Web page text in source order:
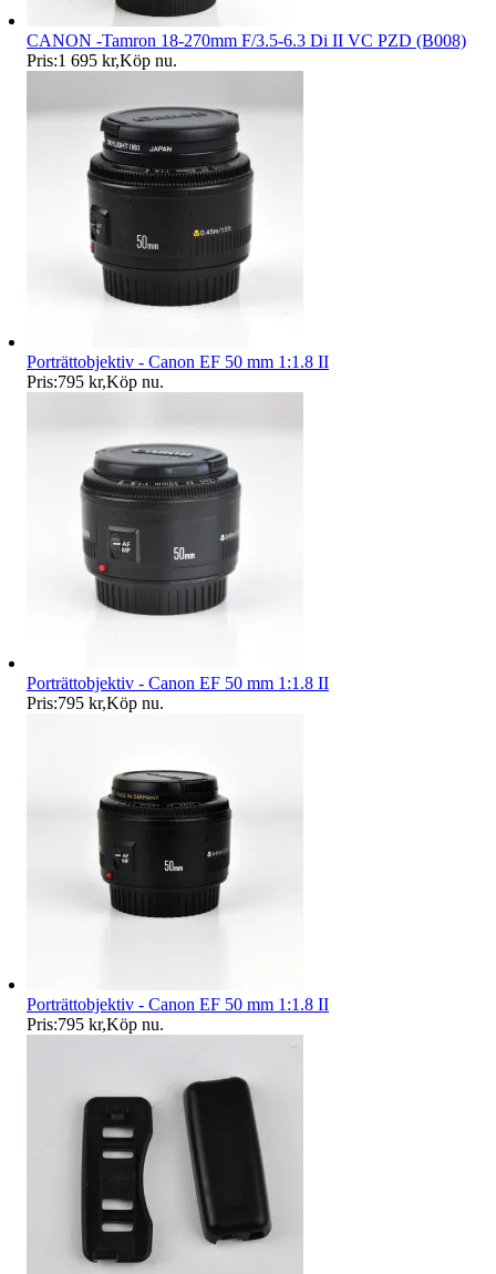
CANON -Tamron 18-270mm F/3.5-6.3 Di II VC PZD (B008)
Pris:1 695 kr,Köp nu.
Porträttobjektiv - Canon EF 50 mm 1:1.8 II
Pris:795 kr,Köp nu.
Porträttobjektiv - Canon EF 50 mm 1:1.8 II
Pris:795 kr,Köp nu.
Porträttobjektiv - Canon EF 50 mm 1:1.8 II
Pris:795 kr,Köp nu.